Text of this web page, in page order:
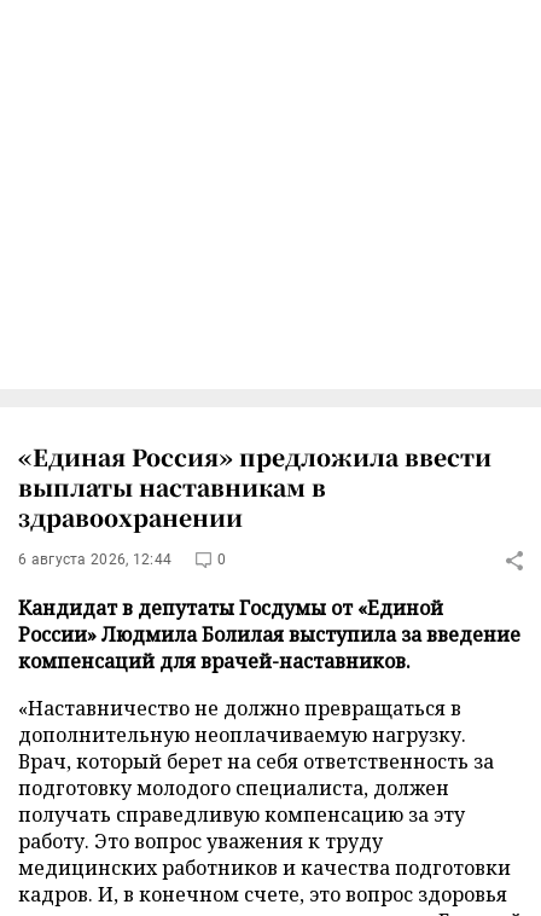
«Единая Россия» предложила ввести
выплаты наставникам в
здравоохранении
6 августа 2026, 12:44 0
Кандидат в депутаты Госдумы от «Единой
России» Людмила Болилая выступила за введение
компенсаций для врачей-наставников.
«Наставничество не должно превращаться в
дополнительную неоплачиваемую нагрузку.
Врач, который берет на себя ответственность за
подготовку молодого специалиста, должен
получать справедливую компенсацию за эту
работу. Это вопрос уважения к труду
медицинских работников и качества подготовки
кадров. И, в конечном счете, это вопрос здоровья